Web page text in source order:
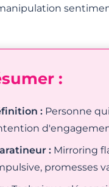
:
:Personne
:Mirroring
promesses